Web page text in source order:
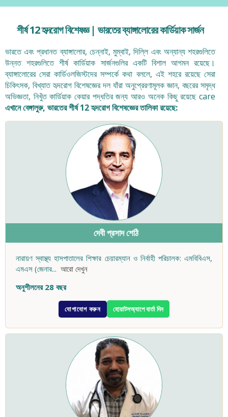
শীর্ষ 12 হৃদরোগ বিশেষজ্ঞ | ভারতের ব্যাঙ্গালোরের কার্ডিয়াক সার্জন
ভারতে এবং প্রধানত ব্যাঙ্গালোর, চেন্নাই, মুম্বাই, দিল্লি এবং অন্যান্য শহরগুলিতে
উন্নত শহরগুলিতে শীর্ষ কার্ডিয়াক সার্জনগুলির একটি বিশাল আগমন রয়েছে।
ব্যাঙ্গালোরের সেরা কার্ডিওলজিস্টদের সম্পর্কে কথা বললে, এই শহরে রয়েছে সেরা
চিকিৎসক, বিখ্যাত হৃদরোগ বিশেষজ্ঞের দল যাঁরা অনুপ্রেরণামূলক জ্ঞান, বছরের সমৃদ্ধ
অভিজ্ঞতা, নিখুঁত কার্ডিয়াক কেয়ার পদ্ধতির জন্য আরও অনেক কিছু রয়েছে care
এখানে বেঙ্গালুরু, ভারতের শীর্ষ 12 হৃদরোগ বিশেষজ্ঞের তালিকা রয়েছে:
দেবী প্রসাদ শেঠি
নারায়ণ স্বাস্থ্য হাসপাতালের শিক্ষার চেয়ারম্যান ও নির্বাহী পরিচালক: এমবিবিএস,
এমএস (জেনার... আরো দেখুন
অনুশীলনের 28 বছর
যোগাযোগ করুন হোয়াটসঅ্যাপে বার্তা দিন